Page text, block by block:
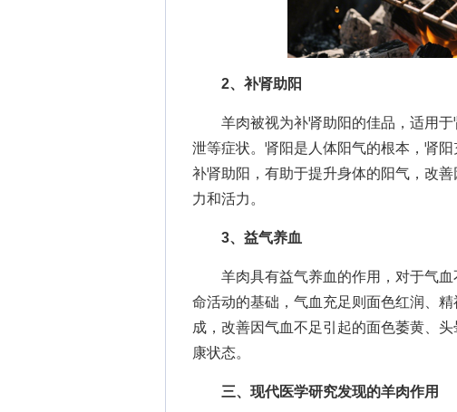
2、补肾助阳
羊肉被视为补肾助阳的佳品，适用于
泄等症状。肾阳是人体阳气的根本，肾
补肾助阳，有助于提升身体的阳气，改
力和活力。
3、益气养血
羊肉具有益气养血的作用，对于气血
命活动的基础，气血充足则面色红润、
成，改善因气血不足引起的面色萎黄、
康状态。
三、现代医学研究发现的羊肉作用